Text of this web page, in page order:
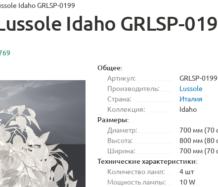
Idaho GRLSP-0199
Idaho GRLSP-
Общее:
Артикул:
GRLSP-0199
Производитель:
Lussole
Страна:
Италия
Коллекция:
Idaho
Размеры:
Диаметр:
700 мм (70
Высота:
800 мм (80
Ширина:
700 мм (70
Технические характеристики:
Количество ламп:
4 шт
Мощность лампы:
10 W